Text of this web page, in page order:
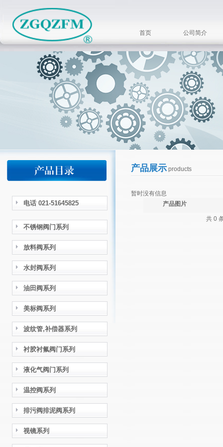
首页 公司简介
电话 021-51645825
不锈钢阀门系列
放料阀系列
水封阀系列
油田阀系列
美标阀系列
波纹管,补偿器系列
衬胶衬氟阀门系列
液化气阀门系列
温控阀系列
排污阀排泥阀系列
视镜系列
产品展示products
暂时没有信息
产品图片
共 0